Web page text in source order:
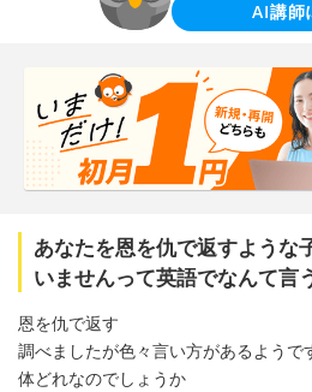
AI講師
あなたを恩を仇で返すような
いませんって英語でなんて言
恩を仇で返す
調べましたが色々言い方があるようで
体どれなのでしょうか